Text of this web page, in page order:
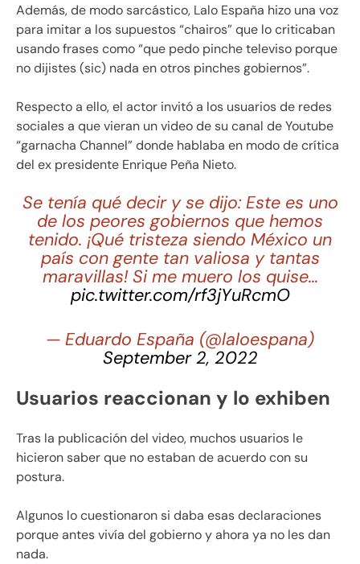
Además, de modo sarcástico, Lalo España hizo una voz
para imitar a los supuestos “chairos” que lo criticaban
usando frases como “que pedo pinche televiso porque
no dijistes (sic) nada en otros pinches gobiernos”.
Respecto a ello, el actor invitó a los usuarios de redes
sociales a que vieran un video de su canal de Youtube
“garnacha Channel” donde hablaba en modo de crítica
del ex presidente Enrique Peña Nieto.
Se tenía qué decir y se dijo: Este es uno
de los peores gobiernos que hemos
tenido. ¡Qué tristeza siendo México un
país con gente tan valiosa y tantas
maravillas! Si me muero los quise…
pic.twitter.com/rf3jYuRcmO
— Eduardo España (@laloespana)
September 2, 2022
Usuarios reaccionan y lo exhiben
Tras la publicación del video, muchos usuarios le
hicieron saber que no estaban de acuerdo con su
postura.
Algunos lo cuestionaron si daba esas declaraciones
porque antes vivía del gobierno y ahora ya no les dan
nada.